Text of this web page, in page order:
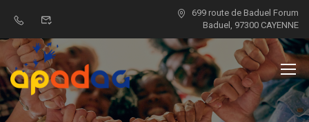
699 route de Baduel Forum
Baduel, 97300 CAYENNE